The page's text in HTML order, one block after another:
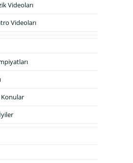
Videoları
Videoları